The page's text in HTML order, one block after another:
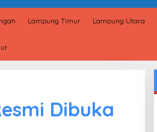
Lampung Timur Lampung Utara
Dibuka